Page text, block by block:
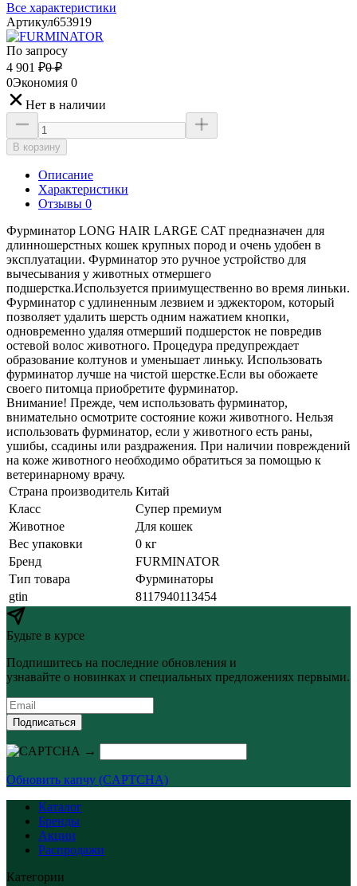
Все характеристики
Артикул653919
По запросу
4 901 ₽0 ₽
0Экономия 0
Нет в наличии
В корзину
Описание
Характеристики
Отзывы 0
Фурминатор LONG HAIR LARGE CAT предназначен для
длинношерстных кошек крупных пород и очень удобен в
эксплуатации. Фурминатор это ручное устройство для
вычесывания у животных отмершего
подшерстка.Используется приимущественно во время линьки.
Фурминатор с удлиненным лезвием и эджектором, который
позволяет удалить шерсть одним нажатием кнопки,
одновременно удаляя отмерший подшерсток не повредив
остевой волос животного. Процедура предупреждает
образование колтунов и уменьшает линьку. Использовать
фурминатор лучше на чистой шерстке.Если вы обожаете
своего питомца приобретите фурминатор.
Внимание! Прежде, чем использовать фурминатор,
внимательно осмотрите состояние кожи животного. Нельзя
использовать фурминатор, если у животного есть раны,
ушибы, ссадины или раздражения. При наличии повреждений
на коже животного необходимо обратиться за помощью к
ветеринарному врачу.
Страна производитель Китай
Класс
Супер премиум
Животное
Для кошек
Вес упаковки
0 кг
Бренд
FURMINATOR
Тип товара
Фурминаторы
gtin
8117940113454
Будьте в курсе
Подпишитесь на последние обновления и
узнавайте о новинках и специальных предложениях первыми.
Подписаться
→
Обновить капчу (CAPTCHA)
Каталог
Бренды
Акции
Распродажи
Категории